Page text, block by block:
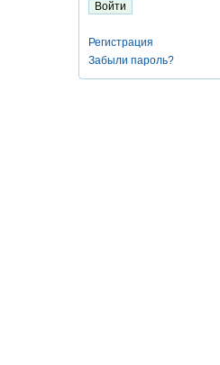
Регистрация
Забыли пароль?